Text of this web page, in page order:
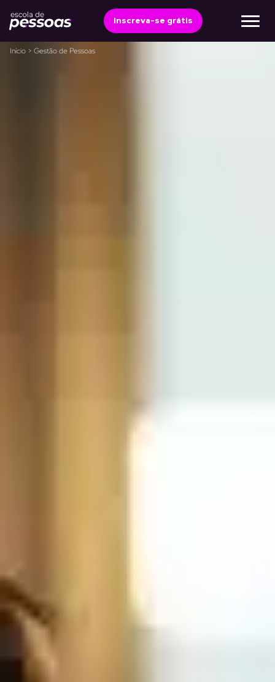
para
conteúdo
Inscreva-se grátis
Início > Gestão de Pessoas